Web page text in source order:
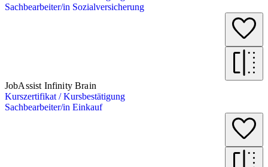
Sachbearbeiter/in Sozialversicherung
JobAssist Infinity Brain
Kurszertifikat / Kursbestätigung
Sachbearbeiter/in Einkauf